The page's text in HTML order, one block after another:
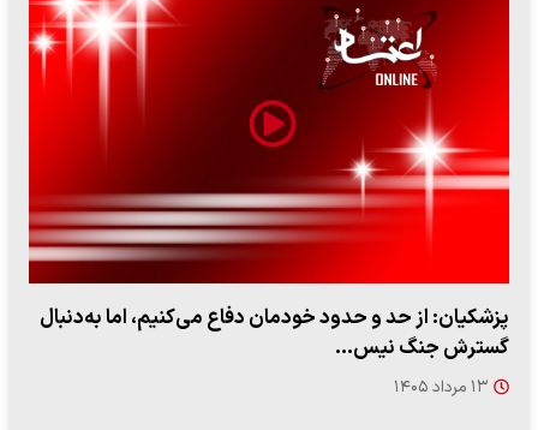
پزشکیان: از حد و حدود خودمان دفاع می‌کنیم، اما به‌دنبال
گسترش جنگ نیس…
۱۳ مرداد ۱۴۰۵